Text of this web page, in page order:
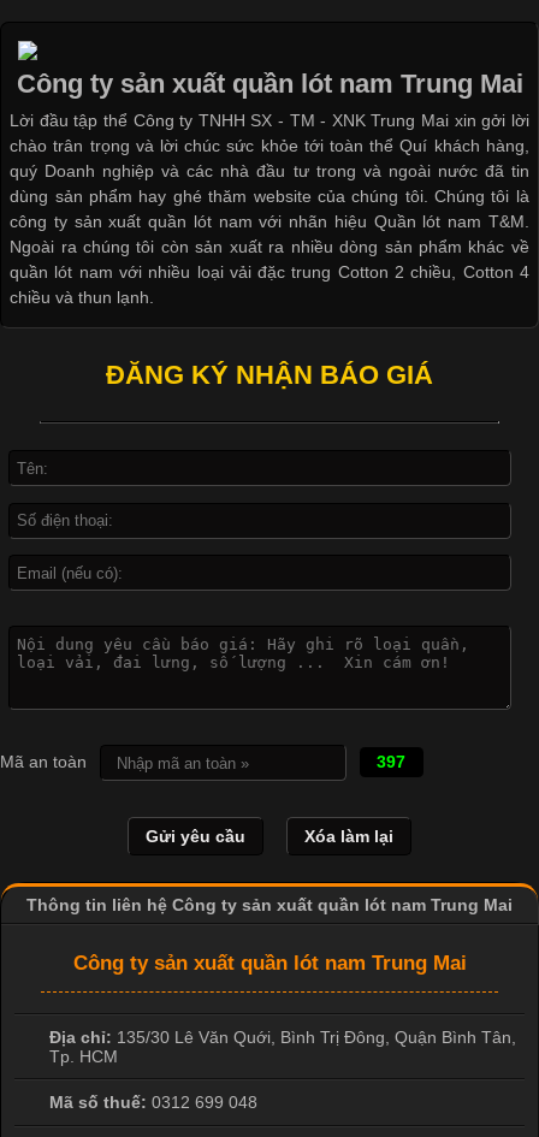
Các Form Áo Thun Phổ Biến Hiện Nay Và Xu Hướng Trong
Ngành May Mặc Áo thun là một trong những trang phục quen
thuộc và được sử dụng phổ biến nhất hiện nay. Không chỉ đa
dạng về màu sắc hay chất liệu, áo thun còn có nhiều form dáng
khác nhau để phù hợp với từng phong cách thời trang và nhu
cầu
Khám Phá Áo Phông Trang Phục Phổ Biến Nhất Hiện Nay
Áo phông là một trong những trang phục phổ biến nhất trong
Không chỉ xuất hiện trong thời trang thường ngày, áo phông còn
được ứng dụng rộng rãi trong ngành sản xuất may mặc, đặc
biệt là các sản phẩm từ vải thun. Hiện nay,
Đại
Cập nhật 2026-04-21 15:41:03
In Chuyển Nhiệt Là Gì? Công Nghệ In Hiện Đại Trong Ngành
May Mặc Trong ngành in ấn và thời trang, in chuyển nhiệt đang
hình ảnh sắc nét và bền màu. Đặc biệt, kỹ thuật này được ứng
dụng rộng rãi trong sản xuất áo thun, đồ thể thao
Công ty sản xuất quần lót nam Trung Mai
Lời đầu tập thể Công ty TNHH SX - TM - XNK Trung Mai xin gởi lời
chào trân trọng và lời chúc sức khỏe tới toàn thể Quí khách hàng,
quý Doanh nghiệp và các nhà đầu tư trong và ngoài nước đã tin
dùng sản phẩm hay ghé thăm website của chúng tôi. Chúng tôi là
công ty sản xuất quần lót nam với nhãn hiệu Quần lót nam T&M.
Ngoài ra chúng tôi còn sản xuất ra nhiều dòng sản phẩm khác về
quần lót nam với nhiều loại vải đặc trung Cotton 2 chiều, Cotton 4
chiều và thun lạnh.
ĐĂNG KÝ NHẬN BÁO GIÁ
Mã an toàn 397
Thông tin liên hệ Công ty sản xuất quần lót nam Trung Mai
Công ty sản xuất quần lót nam Trung Mai
Địa chỉ: 135/30 Lê Văn Quới, Bình Trị Đông, Quận Bình Tân,
Tp. HCM
Mã số thuế: 0312 699 048